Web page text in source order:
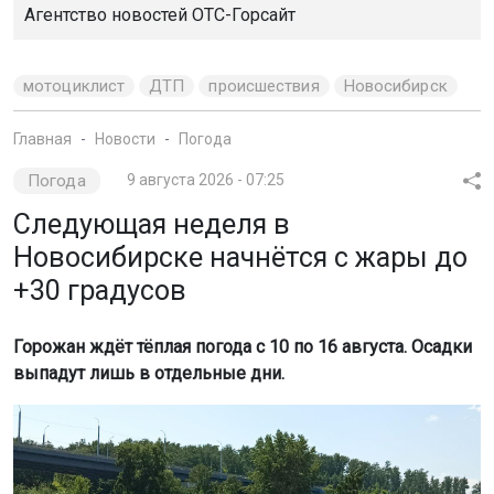
Агентство новостей ОТС-Горсайт
мотоциклист ДТП происшествия Новосибирск
Главная Новости Погода
Погода 9 августа 2026 - 07:25
Следующая неделя в
Новосибирске начнётся с жары до
+30 градусов
Горожан ждёт тёплая погода с 10 по 16 августа. Осадки
выпадут лишь в отдельные дни.